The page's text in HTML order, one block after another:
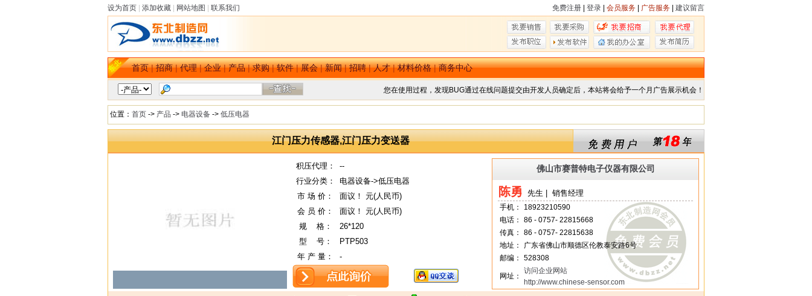
设为首页 添加收藏 网站地图 联系我们 免费注册 登录 会员服务 广告服务 建议留言
首页|招商|代理|企业|产品|求购|软件|展会|新闻|招聘|人才|材料价格|商务中心
您在使用过程，发现BUG通过在线问题提交由开发人员确定后，本站将会给予一个月广告展示机会！
位置： 首页 -> 产品 -> 电器设备 -> 低压电器
江门压力传感器,江门压力变送器
积压代理：
--
行业分类：
电器设备->低压电器
市 场 价：
面议！ 元(人民币)
会 员 价：
面议！ 元(人民币)
规
格：
26*120
型
号：
PTP503
年 产 量：
-
佛山市赛普特电子仪器有限公司
陈勇 先生 | 销售经理
手机：
18923210590
电话：
86 - 0757- 22815668
传真：
86 - 0757- 22815638
地址：
广东省佛山市顺德区伦教泰安路6号
邮编：
528308
网址：
访问企业网站
http://www.chinese-sensor.com